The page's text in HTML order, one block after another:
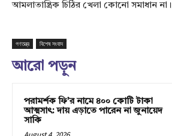
আমলাতান্ত্রিক চিঠির খেলা কোনো সমাধান না।
গণতন্ত্র বিশেষ সংবাদ
আরো পড়ুন
পরামর্শক ফি’র নামে ৪০০ কোটি টাকা
আত্মসাৎ: দায় এড়াতে পারেন না জুনায়েদ
সাকি